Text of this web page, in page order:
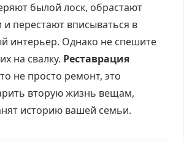
былой лоск, обрастают
перестают вписываться в
интерьер. Однако не спешите
на свалку. Реставрация
не просто ремонт, это
вторую жизнь вещам,
историю вашей семьи.